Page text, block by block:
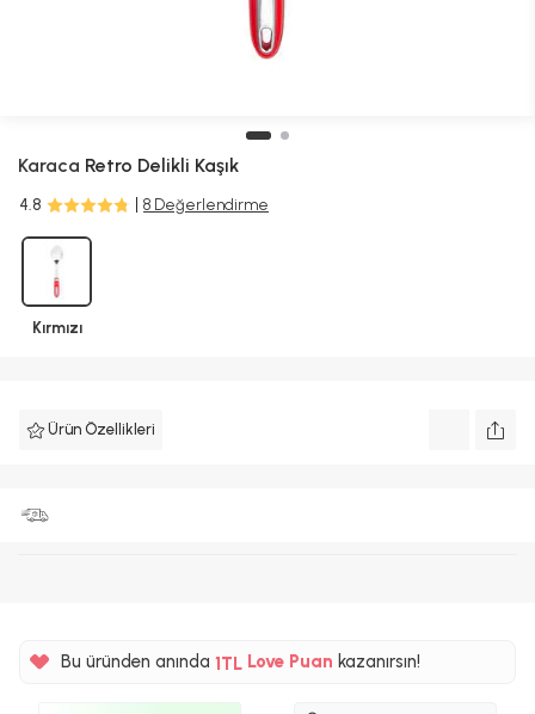
Karaca Retro Delikli Kaşık
4.8 8 Değerlendirme
Kırmızı
Ürün Özellikleri
Bu üründen anında 1TL Love Puan kazanırsın!